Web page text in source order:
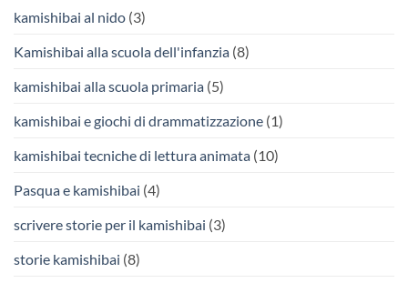
kamishibai al nido (3)
Kamishibai alla scuola dell'infanzia (8)
kamishibai alla scuola primaria (5)
kamishibai e giochi di drammatizzazione (1)
kamishibai tecniche di lettura animata (10)
Pasqua e kamishibai (4)
scrivere storie per il kamishibai (3)
storie kamishibai (8)